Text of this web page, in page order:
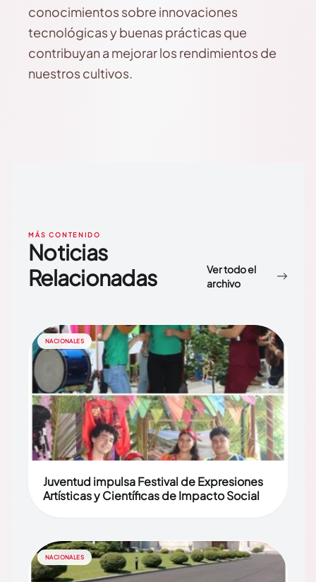
conocimientos sobre innovaciones
tecnológicas y buenas prácticas que
contribuyan a mejorar los rendimientos de
nuestros cultivos.
MÁS CONTENIDO
Noticias
Relacionadas
Ver todo el
archivo
NACIONALES
Juventud impulsa Festival de Expresiones
Artísticas y Científicas de Impacto Social
NACIONALES